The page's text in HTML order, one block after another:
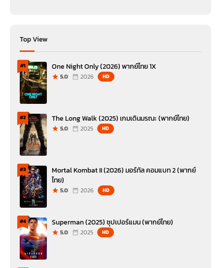
Top View
#1 One Night Only (2026) พากย์ไทย 1X
5.0 2026 HD
#2 The Long Walk (2025) เกมเดินมรณะ (พากย์ไทย)
5.0 2025 HD
#3
Mortal Kombat II (2026) มอร์ทัล คอมแบท 2 (พากย์
ไทย)
5.0 2026 HD
#4 Superman (2025) ซุปเปอร์แมน (พากย์ไทย)
5.0 2025 HD